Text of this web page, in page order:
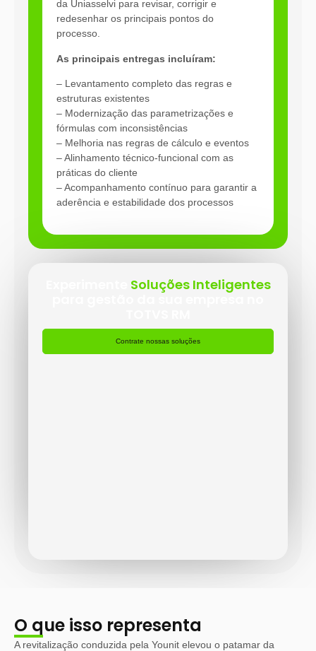
da Uniasselvi para revisar, corrigir e
redesenhar os principais pontos do
processo.
As principais entregas incluíram:
– Levantamento completo das regras e
estruturas existentes
– Modernização das parametrizações e
fórmulas com inconsistências
– Melhoria nas regras de cálculo e eventos
– Alinhamento técnico-funcional com as
práticas do cliente
– Acompanhamento contínuo para garantir a
aderência e estabilidade dos processos
Soluções Inteligentes
Contrate nossas soluções
O que isso representa
A revitalização conduzida pela Younit elevou o patamar da